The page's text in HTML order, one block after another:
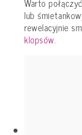
Warto
lub
rewelacyjnie
klopsów.